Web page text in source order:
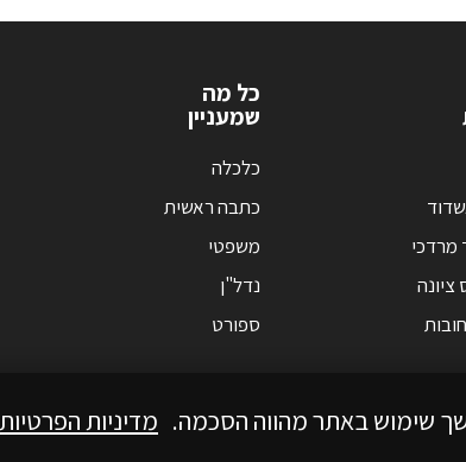
מרדכי
ציונה
כל מה
שמעניין
כלכלה
כתבה ראשית
משפטי
נדל"ן
ספורט
שימוש באתר מהווה הסכמה. מדיניות הפרטיות